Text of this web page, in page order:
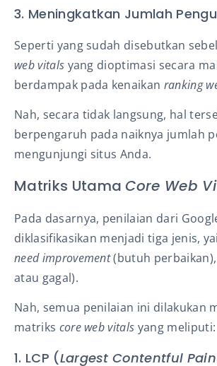
3. Meningkatkan Jumlah
Seperti yang sudah disebutkan
web vitals yang dioptimasi secara
berdampak pada kenaikan ranking
Nah, secara tidak langsung, hal
berpengaruh pada naiknya jumlah
mengunjungi situs Anda.
Matriks UtamaCore Web
Pada dasarnya, penilaian dari
diklasifikasikan menjadi tiga jenis,
need improvement(butuh
atau gagal).
Nah, semua penilaian ini dilakukan
matriks core web vitals yang meliputi:
1. LCP (Largest Contentful